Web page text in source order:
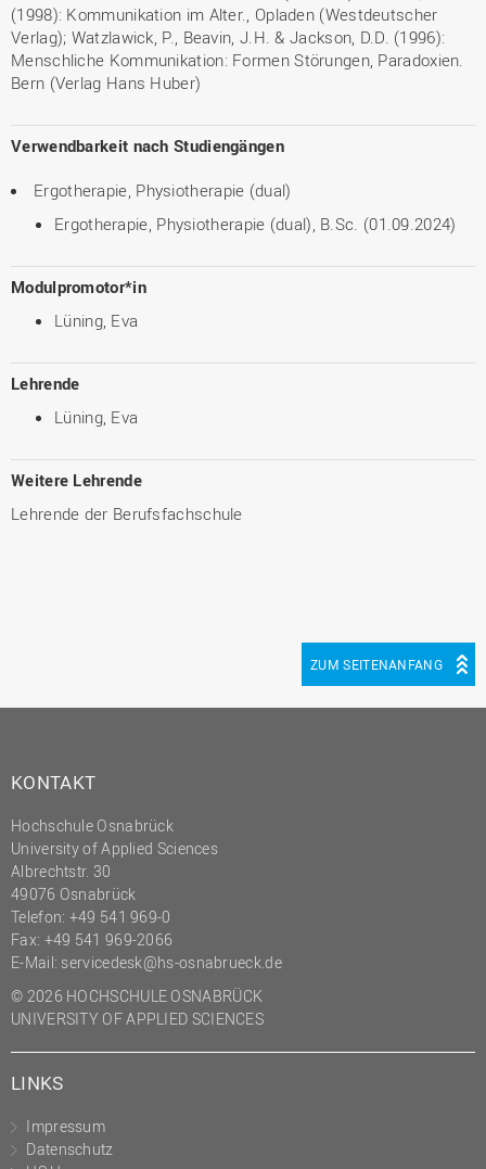
(1998): Kommunikation im Alter., Opladen (Westdeutscher
Verlag); Watzlawick, P., Beavin, J.H. & Jackson, D.D. (1996):
Menschliche Kommunikation: Formen Störungen, Paradoxien.
Bern (Verlag Hans Huber)
Verwendbarkeit nach Studiengängen
Ergotherapie, Physiotherapie (dual)
Ergotherapie, Physiotherapie (dual), B.Sc. (01.09.2024)
Modulpromotor*in
Lüning, Eva
Lehrende
Lüning, Eva
Weitere Lehrende
Lehrende der Berufsfachschule
ZUM SEITENANFANG
KONTAKT
Hochschule Osnabrück
University of Applied Sciences
Albrechtstr. 30
49076 Osnabrück
Telefon: +49 541 969-0
Fax: +49 541 969-2066
E-Mail: servicedesk@hs-osnabrueck.de
© 2026 HOCHSCHULE OSNABRÜCK
UNIVERSITY OF APPLIED SCIENCES
LINKS
Impressum
Datenschutz